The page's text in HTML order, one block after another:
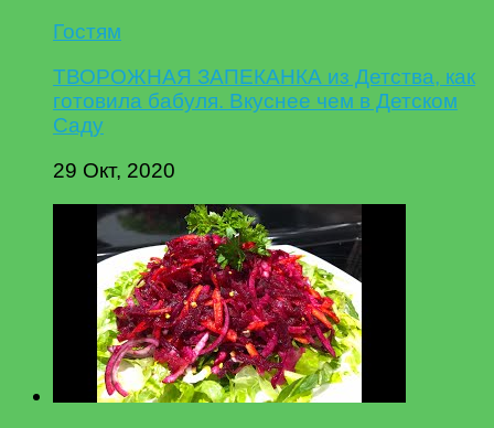
Гостям
ТВОРОЖНАЯ ЗАПЕКАНКА из Детства, как
готовила бабуля. Вкуснее чем в Детском
Саду
29 Окт, 2020